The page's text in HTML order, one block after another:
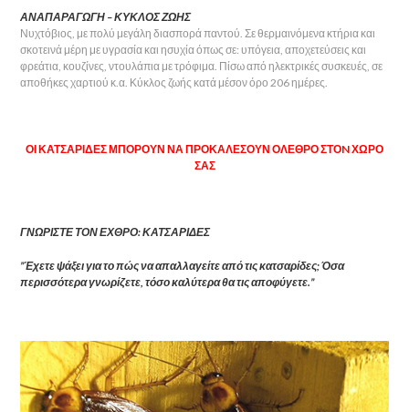
ΑΝΑΠΑΡΑΓΩΓΗ – ΚΥΚΛΟΣ ΖΩΗΣ
Νυχτόβιος, με πολύ μεγάλη διασπορά παντού. Σε θερμαινόμενα κτήρια και
σκοτεινά μέρη με υγρασία και ησυχία όπως σε: υπόγεια, αποχετεύσεις και
φρεάτια, κουζίνες, ντουλάπια με τρόφιμα. Πίσω από ηλεκτρικές συσκευές, σε
αποθήκες χαρτιού κ.α. Κύκλος ζωής κατά μέσον όρο 206 ημέρες.
ΟΙ ΚΑΤΣΑΡΙΔΕΣ ΜΠΟΡΟΥΝ ΝΑ ΠΡΟΚΑΛΕΣΟΥΝ ΟΛΕΘΡΟ ΣΤΟN ΧΩΡΟ
ΣΑΣ
ΓΝΩΡΙΣΤΕ ΤΟΝ ΕΧΘΡΟ: ΚΑΤΣΑΡΙΔΕΣ
”Έχετε ψάξει για το πώς να απαλλαγείτε από τις κατσαρίδες; Όσα
περισσότερα γνωρίζετε, τόσο καλύτερα θα τις αποφύγετε.”